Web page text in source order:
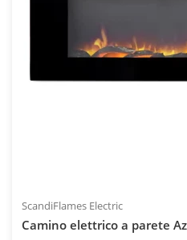
ScandiFlames Electric
Camino elettrico a parete